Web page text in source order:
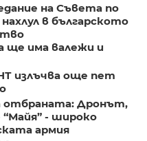
на Съвета по
в българското
ще има валежи и
излъчва още пет
Дронът,
“Майя” - широко
армия